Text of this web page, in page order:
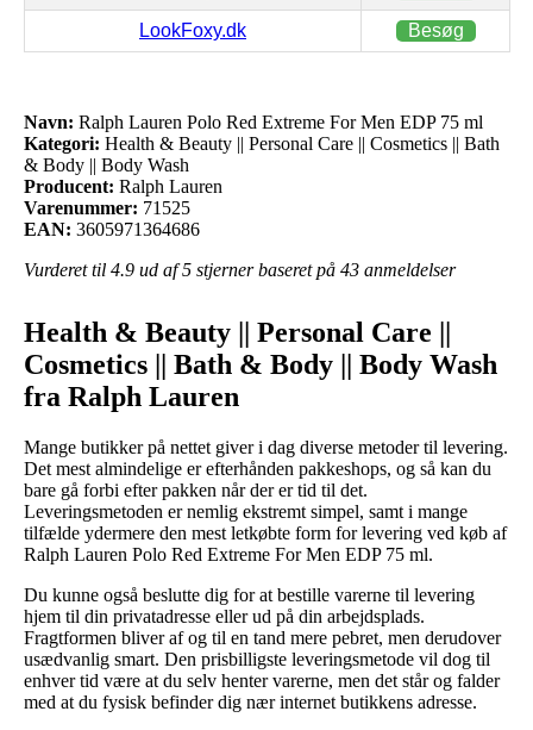
LookFoxy.dk Besøg
Navn: Ralph Lauren Polo Red Extreme For Men EDP 75 ml
Kategori: Health & Beauty || Personal Care || Cosmetics || Bath
& Body || Body Wash
Producent: Ralph Lauren
Varenummer: 71525
EAN: 3605971364686
Vurderet til 4.9 ud af 5 stjerner baseret på 43 anmeldelser
Health & Beauty || Personal Care ||
Cosmetics || Bath & Body || Body Wash
fra Ralph Lauren
Mange butikker på nettet giver i dag diverse metoder til levering.
Det mest almindelige er efterhånden pakkeshops, og så kan du
bare gå forbi efter pakken når der er tid til det.
Leveringsmetoden er nemlig ekstremt simpel, samt i mange
tilfælde ydermere den mest letkøbte form for levering ved køb af
Ralph Lauren Polo Red Extreme For Men EDP 75 ml.
Du kunne også beslutte dig for at bestille varerne til levering
hjem til din privatadresse eller ud på din arbejdsplads.
Fragtformen bliver af og til en tand mere pebret, men derudover
usædvanlig smart. Den prisbilligste leveringsmetode vil dog til
enhver tid være at du selv henter varerne, men det står og falder
med at du fysisk befinder dig nær internet butikkens adresse.